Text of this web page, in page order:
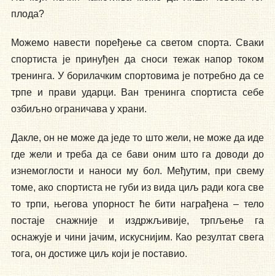
плода?
Можемо навести поређење са светом спорта. Сваки
спортиста је принуђен да сноси тежак напор током
тренинга. У борилачким спортовима је потребно да се
трпе и прави ударци. Ван тренинга спортиста себе
озбиљно ограничава у храни.
Дакле, он не може да једе то што жели, не може да иде
где жели и треба да се бави оним што га доводи до
изнемоглости и наноси му бол. Међутим, при свему
томе, ако спортиста не губи из вида циљ ради кога све
то трпи, његова упорност ће бити награђена – тело
постаје снажније и издржљивије, трпљење га
оснажује и чини јачим, искуснијим. Као резултат свега
тога, он достиже циљ који је поставио.